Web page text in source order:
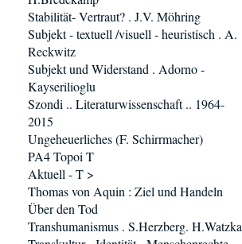
Stabilität- Vertraut? . J.V. Möhring
Subjekt - textuell /visuell - heuristisch . A.
Reckwitz
Subjekt und Widerstand . Adorno -
Kayserilioglu
Szondi .. Literaturwissenschaft .. 1964-
2015
Ungeheuerliches (F. Schirrmacher)
PA4 Topoi T
Aktuell - T >
Thomas von Aquin : Ziel und Handeln
Über den Tod
Transhumanismus . S.Herzberg. H.Watzka